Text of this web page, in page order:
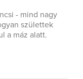
- mind nagy
születtek
a máz alatt.